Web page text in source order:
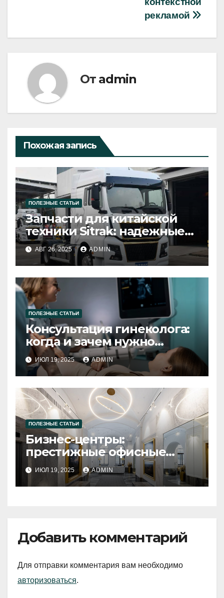
рекламой
От admin
Похожая запись
ПОЛЕЗНЫЕ СТАТЬИ
Запчасти для китайской
техники Sitrak: надежные
решения для вашего
автомобиля
АВГ 26, 2025 ADMIN
ПОЛЕЗНЫЕ СТАТЬИ
Консультация гинеколога:
когда и зачем нужно
посещать специалиста
ИЮЛ 19, 2025 ADMIN
ПОЛЕЗНЫЕ СТАТЬИ
Бизнес-центры:
престижные офисные
пространства в Санкт-
Петербурге
ИЮЛ 19, 2025 ADMIN
Добавить комментарий
Для отправки комментария вам необходимо
авторизоваться.